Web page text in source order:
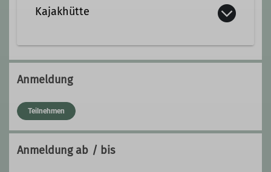
Kajakhütte
Dr. Friedrich-Wacker-Str. 8
86899 Landsberg am Lech
Anmeldung
Teilnehmen
Anmeldung ab / bis